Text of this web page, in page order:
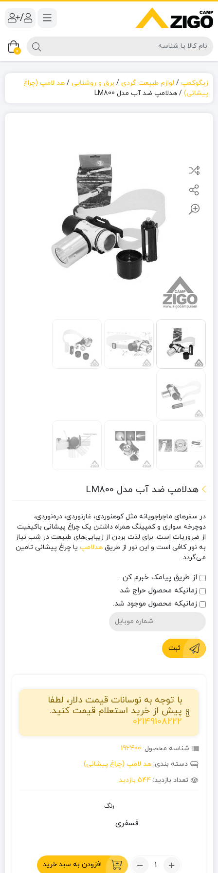
/
0
زیگوکمپ / لوازم طبیعت گردی / برق و روشنایی / هد لامپ (چراغ
پیشانی) / هدلامپ ضد آب مدل LM800
هدلامپ ضد آب مدل LM800
در سفرهای ماجراجویانه مثل کوهنوردی، غارنوردی، دره‌نوردی،
دوچرخه سواری و کمپینگ همراه داشتن یک چراغ پیشانی باکیفیت
از ضروریات است. برای لذت بردن از زیبایی‌های طبیعت در شب نیاز
به نور کافی است و این نور از طریق هدلامپ یا چراغ پیشانی تامین
می‌گردد.
از طریق پیامک خبرم کن...
زمانیکه محصول حراج شد
زمانیکه محصول موجود شد.
ثبت
با توجه به نوسانات قیمت دلار، لطفا
پیش از خرید استعلام قیمت کنید.
02149108222
شناسه محصول: 192400
دسته بندی: هد لامپ (چراغ پیشانی)
تعداد بازدید: 544 بازدید
رنگ
فسفری
تعداد:
افزودن به سبد خرید